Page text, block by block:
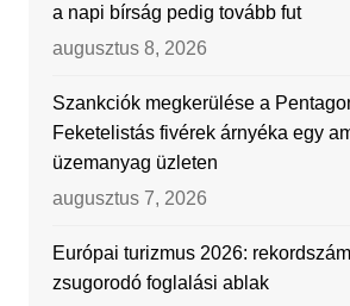
a napi bírság pedig tovább fut
augusztus 8, 2026
Szankciók megkerülése a
Feketelistás fivérek árnyéka egy
üzemanyag üzleten
augusztus 7, 2026
Európai turizmus 2026:
zsugorodó foglalási ablak